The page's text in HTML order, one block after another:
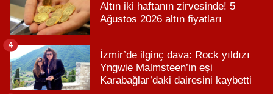
Altın iki haftanın zirvesinde! 5
Ağustos 2026 altın fiyatları
İzmir’de ilginç dava: Rock yıldızı
Yngwie Malmsteen’in eşi
Karabağlar’daki dairesini kaybetti
4